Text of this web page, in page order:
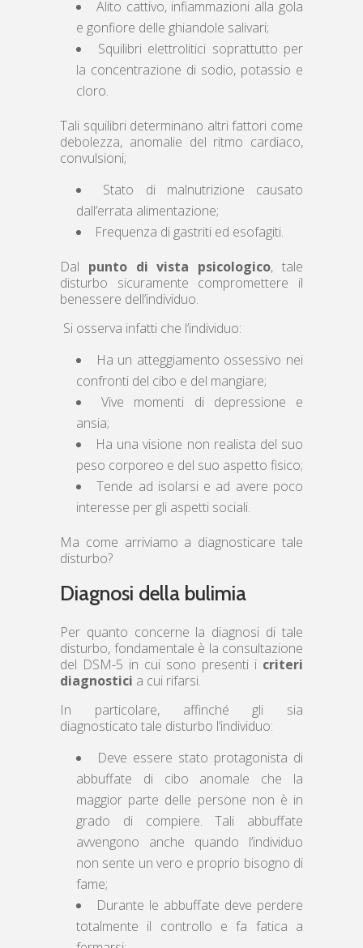
Alito cattivo, infiammazioni alla gola
e gonfiore delle ghiandole salivari;
Squilibri elettrolitici soprattutto per
la concentrazione di sodio, potassio e
cloro.
Tali squilibri determinano altri fattori come
debolezza, anomalie del ritmo cardiaco,
convulsioni;
Stato di malnutrizione causato
dall’errata alimentazione;
Frequenza di gastriti ed esofagiti.
Dal punto di vista psicologico, tale
disturbo sicuramente compromettere il
benessere dell’individuo.
Si osserva infatti che l’individuo:
Ha un atteggiamento ossessivo nei
confronti del cibo e del mangiare;
Vive momenti di depressione e
ansia;
Ha una visione non realista del suo
peso corporeo e del suo aspetto fisico;
Tende ad isolarsi e ad avere poco
interesse per gli aspetti sociali.
Ma come arriviamo a diagnosticare tale
disturbo?
Diagnosi della bulimia
Per quanto concerne la diagnosi di tale
disturbo, fondamentale è la consultazione
del DSM-5 in cui sono presenti i criteri
diagnostici a cui rifarsi.
In particolare, affinché gli sia
diagnosticato tale disturbo l’individuo:
Deve essere stato protagonista di
abbuffate di cibo anomale che la
maggior parte delle persone non è in
grado di compiere. Tali abbuffate
avvengono anche quando l’individuo
non sente un vero e proprio bisogno di
fame;
Durante le abbuffate deve perdere
totalmente il controllo e fa fatica a